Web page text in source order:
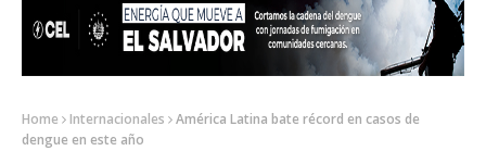
Home Internacionales
América Latina bate récord en casos de
dengue en este año